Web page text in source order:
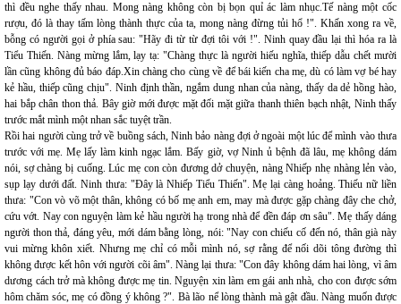
thì đều nghe thấy nhau. Mong nàng không còn bị bọn quỉ ác làm nhục.Tế nàng một cốc
rượu, đó là thay tấm lòng thành thực của ta, mong nàng đừng tủi hổ !". Khấn xong ra về,
bỗng có người gọi ở phía sau: "Hãy đi từ từ đợi tôi với !". Ninh quay đầu lại thì hóa ra là
Tiểu Thiến. Nàng mừng lắm, lạy tạ: "Chàng thực là người hiếu nghĩa, thiếp dẫu chết mười
lần cũng không đủ báo đáp.Xin chàng cho cùng về để bái kiến cha mẹ, dù có làm vợ bé hay
kẻ hầu, thiếp cũng chịu". Ninh định thần, ngắm dung nhan của nàng, thấy da dẻ hồng hào,
hai bắp chân thon thả. Bây giờ mới được mặt đối mặt giữa thanh thiên bạch nhật, Ninh thấy
trước mắt mình một nhan sắc tuyệt trần.
Rồi hai người cùng trở về buồng sách, Ninh bảo nàng đợi ở ngoài một lúc để mình vào thưa
trước với mẹ. Mẹ lấy làm kinh ngạc lắm. Bấy giờ, vợ Ninh ủ bệnh đã lâu, mẹ không dám
nói, sợ chàng bị cuống. Lúc mẹ con còn đương dở chuyện, nàng Nhiếp nhẹ nhàng lẻn vào,
sụp lạy dưới đất. Ninh thưa: "Đây là Nhiếp Tiểu Thiến". Mẹ lại càng hoảng. Thiếu nữ liền
thưa: "Con vò võ một thân, không có bố mẹ anh em, may mà được gặp chàng đây che chở,
cứu vớt. Nay con nguyện làm kẻ hầu người hạ trong nhà để đền đáp ơn sâu". Mẹ thấy dáng
người thon thả, đáng yêu, mới dám bằng lòng, nói: "Nay con chiếu cố đến nó, thân già này
vui mừng khôn xiết. Nhưng mẹ chỉ có mỗi mình nó, sợ rằng để nối dõi tông đường thì
không được kết hôn với người cõi âm". Nàng lại thưa: "Con đây không dám hai lòng, vì âm
dương cách trở mà không được mẹ tin. Nguyện xin làm em gái anh nhà, cho con được sớm
hôm chăm sóc, mẹ có đồng ý không ?". Bà lão nể lòng thành mà gật đầu. Nàng muốn được